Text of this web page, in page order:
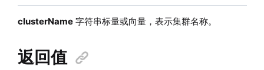
clusterName字符串标量或向量，表示集群名称。
返回值